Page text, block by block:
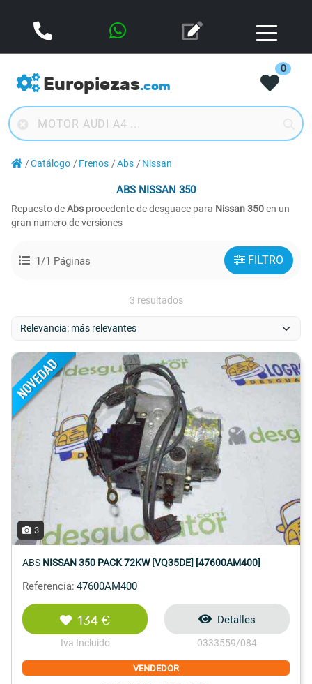
Europiezas.com
0
Catálogo Frenos Abs Nissan
ABS NISSAN 350
Repuesto deAbs procedente de desguace para Nissan 350en un
gran numero de versiones
1/1 Páginas FILTRO
3 resultados
3
ABS NISSAN 350 PACK 72KW [VQ35DE] [47600AM400]
Referencia: 47600AM400
134 €
Iva Incluido
Detalles
0333559/084
VENDEDOR